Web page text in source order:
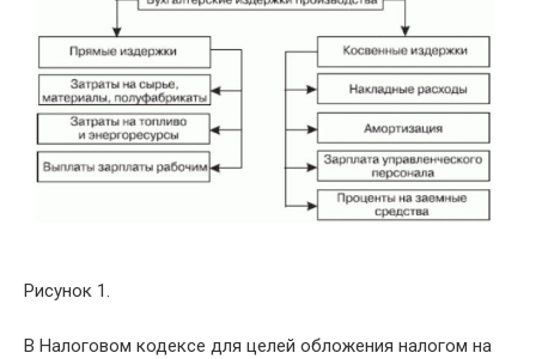
Рисунок 1.
В Налоговом кодексе для целей обложения налогом на